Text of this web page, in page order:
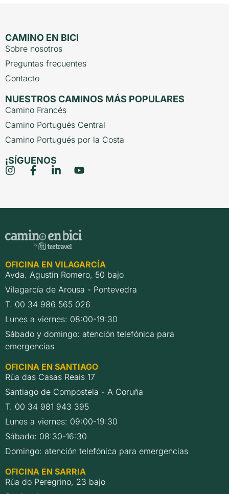
CAMINO EN BICI
Sobre nosotros
Preguntas frecuentes
Contacto
NUESTROS CAMINOS MÁS POPULARES
Camino Francés
Camino Portugués Central
Camino Portugués por la Costa
¡SÍGUENOS
OFICINA EN VILAGARCÍA
Avda. Agustín Romero, 50 bajo
Vilagarcía de Arousa - Pontevedra
T. 00 34 986 565 026
Lunes a viernes: 08:00-19:30
Sábado y domingo: atención telefónica para
emergencias
OFICINA EN SANTIAGO
Rúa das Casas Reais 17
Santiago de Compostela - A Coruña
T. 00 34 981 943 395
Lunes a viernes: 09:00-19:30
Sábado: 08:30-16:30
Domingo: atención telefónica para emergencias
OFICINA EN SARRIA
Rúa do Peregrino, 23 bajo